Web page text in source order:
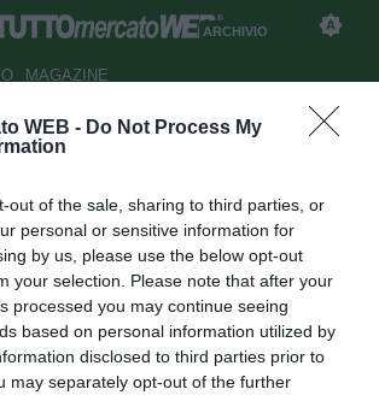
WEB - Do Not Process My
out of the sale, sharing to third parties, or
personal or sensitive information for
by us, please use the below opt-out
your selection. Please note that after your
processed you may continue seeing
based on personal information utilized by
disclosed to third parties prior to
may separately opt-out of the further
ARCHIVIO
MAGAZINE
Bilbao blinda Yeste
09:55 2005
vedi letture